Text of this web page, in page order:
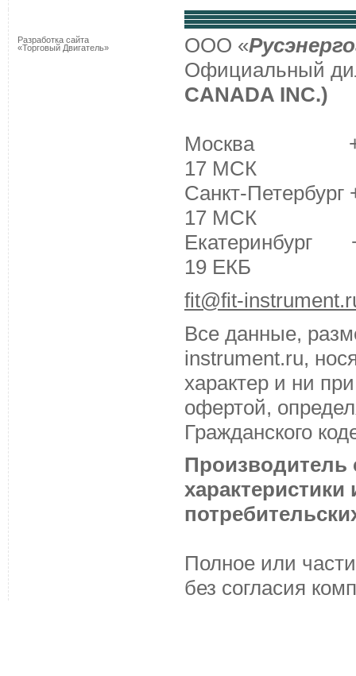
Разработка сайта
«Торговый Двигатель»
ООО «
Официальный
CANADA INC.)
Москва +7
17 МСК
Санкт-
17 МСК
Екатеринбург
19 ЕКБ
fit@fit-
Все данные,
instrument.ru,
характер и ни
офертой,
Гражданского
Производитель
Полное или
без согласия